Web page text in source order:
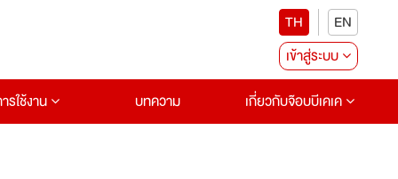
TH
EN
เข้าสู่ระบบ
รใช้งาน บทความ เกี่ยวกับจ๊อบบีเคเค